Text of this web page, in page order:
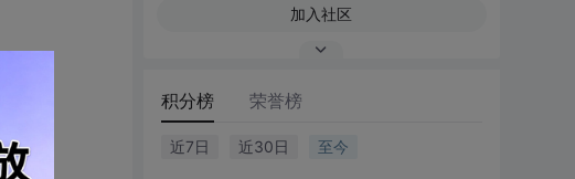
加入社区
积分榜 荣誉榜
近7日 近30日 至今